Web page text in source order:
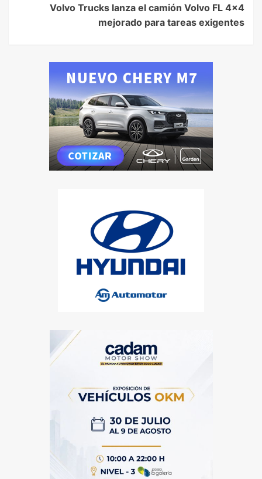
Volvo Trucks lanza el camión Volvo FL 4×4
mejorado para tareas exigentes